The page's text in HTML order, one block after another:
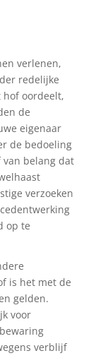
verlenen,
redelijke
hof oordeelt,
de
eigenaar
de bedoeling
belang dat
verzoeken
op te
is het met de
gelden.
voor
verblijf